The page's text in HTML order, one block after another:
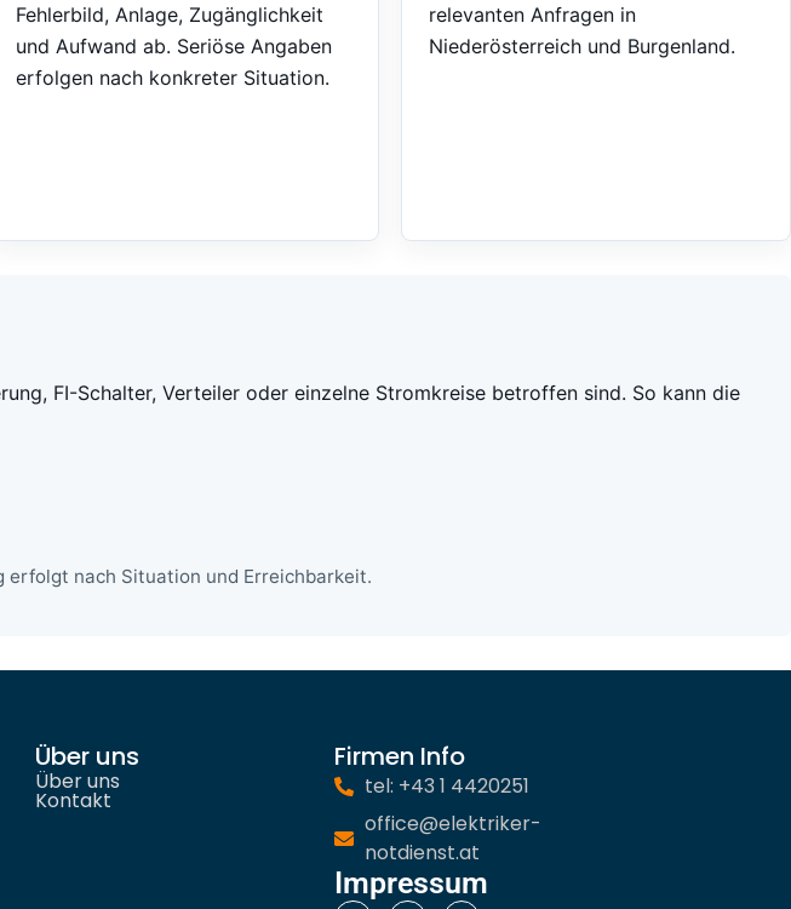
Fehlerbild, Anlage, Zugänglichkeit
und Aufwand ab. Seriöse Angaben
erfolgen nach konkreter Situation.
relevanten Anfragen in
Niederösterreich und Burgenland.
FI-Schalter, Verteiler oder einzelne Stromkreise betroffen sind. So kann die
erfolgt nach Situation und Erreichbarkeit.
Über uns
Über uns
Kontakt
Firmen Info
tel: +43 1 4420251
office@elektriker-
notdienst.at
Impressum